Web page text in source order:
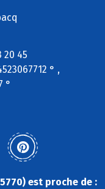
20 45
° ,
°
est proche de :